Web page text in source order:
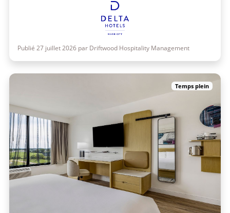
Publié 27 juillet 2026 par Driftwood Hospitality Management
Temps plein